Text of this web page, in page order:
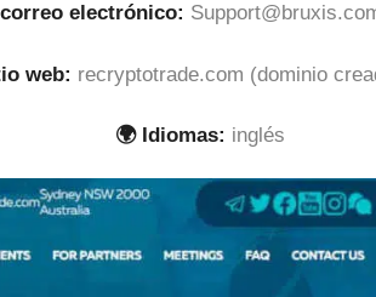
electrónico:
web: recryptotrade.com (dominio
🌍 Idiomas: inglés